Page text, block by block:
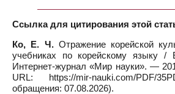
Ссылка для цитирования этой
Ко, Е. Ч.Отражение корейской
учебниках по корейскому
Интернет-журнал «Мир науки». —
URL: https://mir-nauki.com/PDF/
обращения: 07.08.2026).